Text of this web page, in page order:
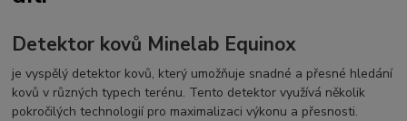
Detektor kovů Minelab Equinox
je vyspělý detektor kovů, který umožňuje snadné a přesné hledání
kovů v různých typech terénu. Tento detektor využívá několik
pokročilých technologií pro maximalizaci výkonu a přesnosti.